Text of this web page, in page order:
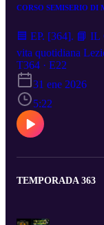
🟦 EP. [364]. 📘 IL
vita quotidiana
rituali, ma nella
respiro può
consapevolezza.In
realtà quotidiana e
Non cercare la
Playlist completa:
T364 · E22
31 ene 2026
5:22
TEMPORADA 363